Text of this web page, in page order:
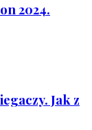
2024.
Jak z